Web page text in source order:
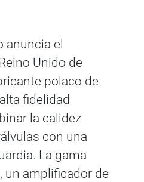
anuncia el
Unido de
polaco de
fidelidad
la calidez
con una
La gama
un amplificador de